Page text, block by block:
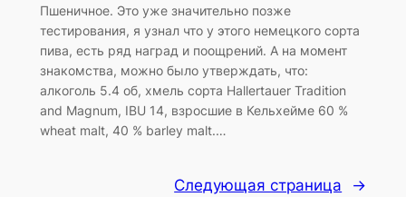
Пшеничное. Это уже значительно позже
тестирования, я узнал что у этого немецкого сорта
пива, есть ряд наград и поощрений. А на момент
знакомства, можно было утверждать, что:
алкоголь 5.4 об, хмель сорта Hallertauer Tradition
and Magnum, IBU 14, взросшие в Кельхейме 60 %
wheat malt, 40 % barley malt.…
Следующая страница →